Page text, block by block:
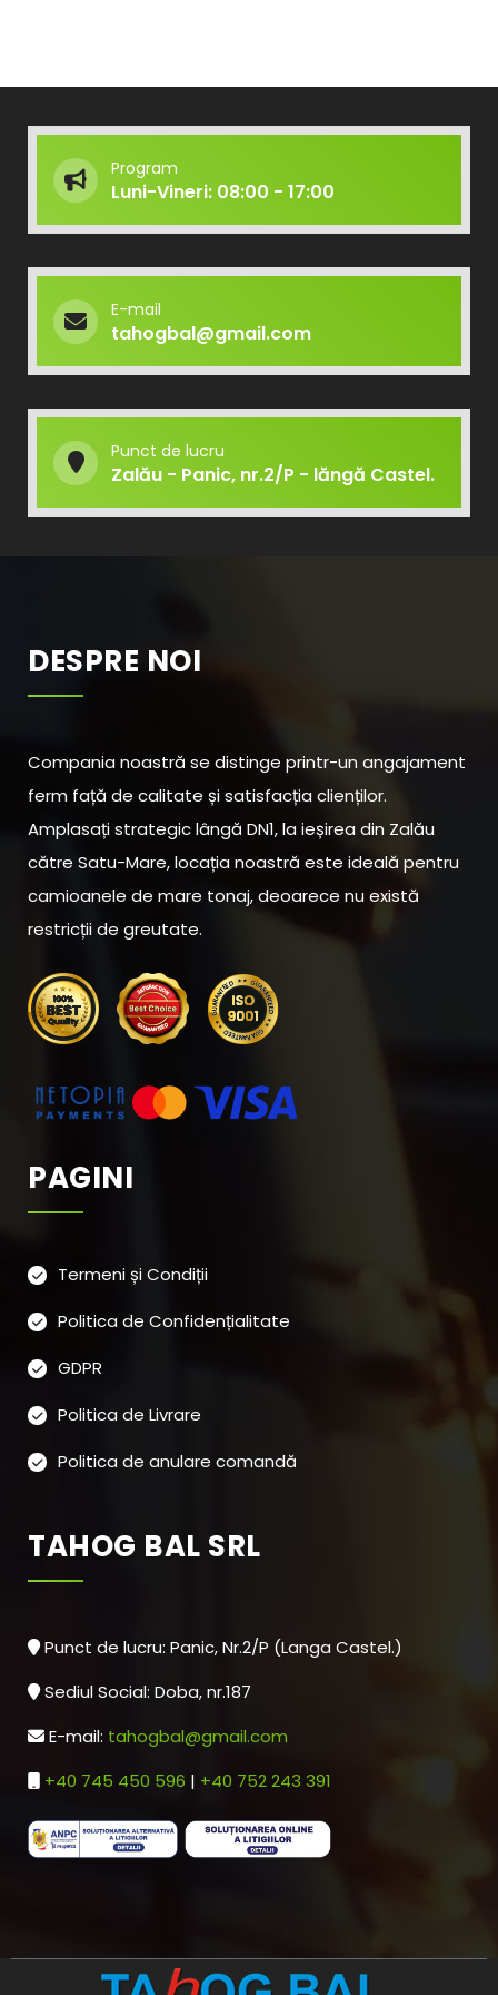
Program
Luni-Vineri: 08:00 - 17:00
E-mail
tahogbal@gmail.com
Punct de lucru
Zalău - Panic, nr.2/P - lăngă Castel.
DESPRE NOI
Compania noastră se distinge printr-un angajament
ferm față de calitate și satisfacția clienților.
Amplasați strategic lângă DN1, la ieșirea din Zalău
către Satu-Mare, locația noastră este ideală pentru
camioanele de mare tonaj, deoarece nu există
restricții de greutate.
PAGINI
Termeni și Condiții
Politica de Confidențialitate
GDPR
Politica de Livrare
Politica de anulare comandă
TAHOG BAL SRL
Punct de lucru: Panic, Nr.2/P (Langa Castel.)
Sediul Social: Doba, nr.187
E-mail: tahogbal@gmail.com
+40 745 450 596 | +40 752 243 391